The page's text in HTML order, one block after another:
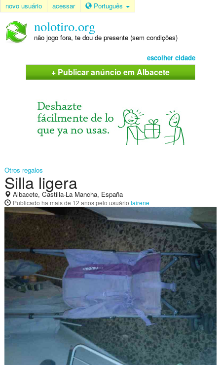
novo usuário acessar Português
nolotiro.org
não jogo fora, te dou de presente (sem condições)
escolher cidade
+ Publicar anúncio em Albacete
Otros regalos
Silla ligera
Albacete, Castilla-La Mancha, España
Publicado ha mais de 12 anospelo usuário lairene